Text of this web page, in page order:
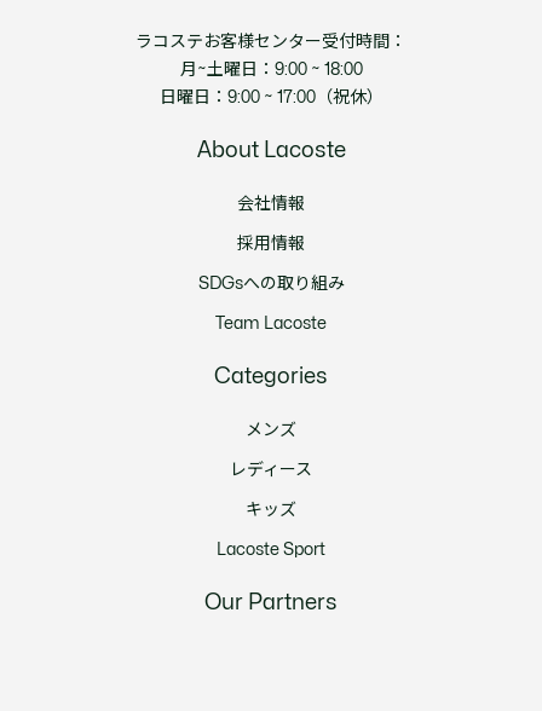
ラコステお客様センター受付時間：
月~土曜日：9:00 ~ 18:00
日曜日：9:00 ~ 17:00（祝休）
About Lacoste
会社情報
採用情報
SDGsへの取り組み
Team Lacoste
Categories
メンズ
レディース
キッズ
Lacoste Sport
Our Partners